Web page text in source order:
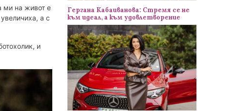
ми на живот е
а с
и
Гергана Кабаиванова: Стремя се не
към идеал, а към удовлетворение